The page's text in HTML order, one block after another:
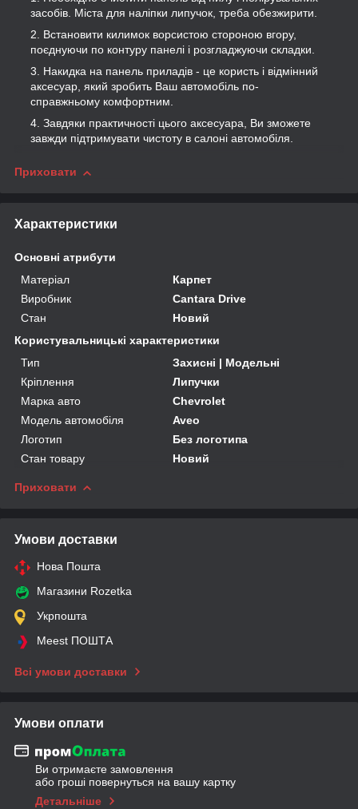
засобів. Міста для наліпки липучок, треба обезжирити.
Встановити килимок ворсистою стороною вгору,
поєднуючи по контуру панелі і розгладжуючи складки.
Накидка на панель приладів - це користь і відмінний
аксесуар, який зробить Ваш автомобіль по-
справжньому комфортним.
Завдяки практичності цього аксесуара, Ви зможете
завжди підтримувати чистоту в салоні автомобіля.
Приховати
Характеристики
Основні атрибути
Матеріал
Карпет
Виробник
Cantara Drive
Стан
Новий
Користувальницькі характеристики
Тип
Захисні | Модельні
Кріплення
Липучки
Марка авто
Chevrolet
Модель автомобіля
Aveo
Логотип
Без логотипа
Стан товару
Новий
Приховати
Умови доставки
Нова Пошта
Магазини Rozetka
Укрпошта
Meest ПОШТА
Всі умови доставки
Умови оплати
Ви отримаєте замовлення
або гроші повернуться на вашу картку
Детальніше